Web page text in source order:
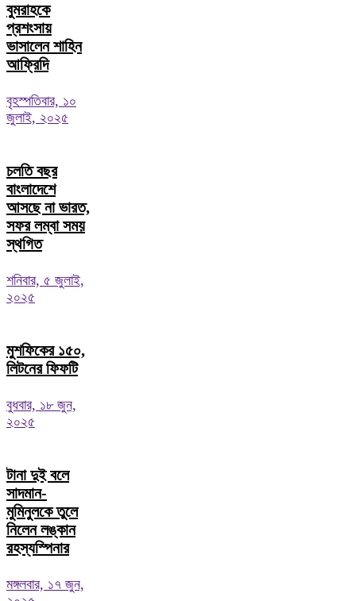
বুমরাহকে
প্রশংসায়
ভাসালেন শাহিন
আফ্রিদি
বৃহস্পতিবার, ১০
জুলাই, ২০২৫
চলতি বছর
বাংলাদেশে
আসছে না ভারত,
সফর লম্বা সময়
স্থগিত
শনিবার, ৫ জুলাই,
২০২৫
মুশফিকের ১৫০,
লিটনের ফিফটি
বুধবার, ১৮ জুন,
২০২৫
টানা দুই বলে
সাদমান-
মুমিনুলকে তুলে
নিলেন লঙ্কান
রহস্যস্পিনার
মঙ্গলবার, ১৭ জুন,